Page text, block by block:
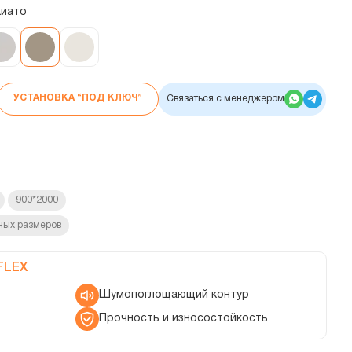
УСТАНОВКА “ПОД КЛЮЧ” Связаться с менеджером
900*2000
размеров
Шумопоглощающий контур
Прочность и износостойкость